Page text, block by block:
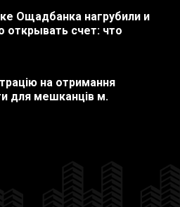
Ощадбанка нагрубили и
открывать счет: что
на отримання
для мешканців м.